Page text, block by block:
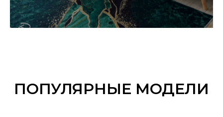
ПОПУЛЯРНЫЕ МОДЕЛИ